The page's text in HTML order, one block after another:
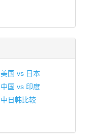
美国 vs 日本
中国 vs 印度
中日韩比较